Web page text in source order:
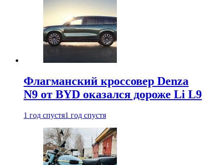
Флагманский кроссовер Denza
N9 от BYD оказался дороже Li L9
1 год спустя1 год спустя